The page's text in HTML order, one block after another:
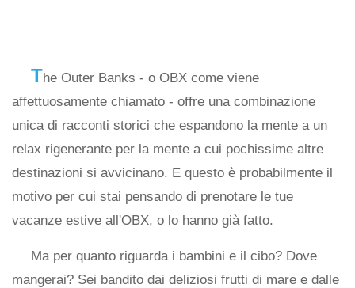
The Outer Banks - o OBX come viene
affettuosamente chiamato - offre una combinazione
unica di racconti storici che espandono la mente a un
relax rigenerante per la mente a cui pochissime altre
destinazioni si avvicinano. E questo è probabilmente il
motivo per cui stai pensando di prenotare le tue
vacanze estive all'OBX, o lo hanno già fatto.
Ma per quanto riguarda i bambini e il cibo? Dove
mangerai? Sei bandito dai deliziosi frutti di mare e dalle